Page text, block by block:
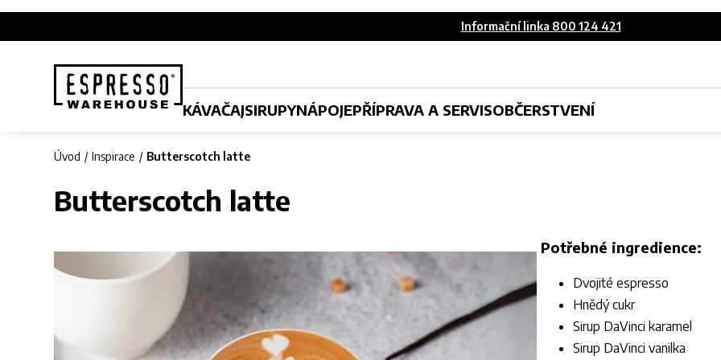
Informační linka 800 124 421
KÁVAČAJSIRUPYNÁPOJEPŘÍPRAVA A SERVISOBČERSTVENÍ
Úvod Inspirace Butterscotch latte
Butterscotch latte
Potřebné ingredience:
Dvojité espresso
Hnědý cukr
Sirup DaVinci karamel
Sirup DaVinci vanilka